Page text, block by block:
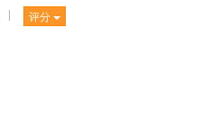
| 评分